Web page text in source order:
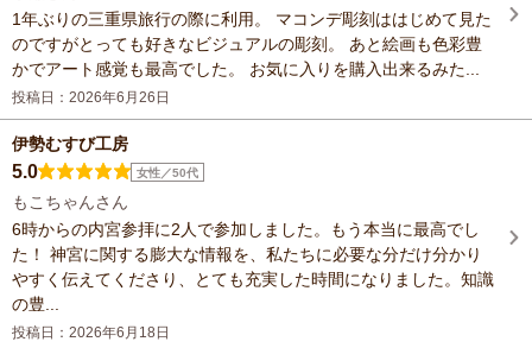
1年ぶりの三重県旅行の際に利用。 マコンデ彫刻ははじめて見た
のですがとっても好きなビジュアルの彫刻。 あと絵画も色彩豊
かでアート感覚も最高でした。 お気に入りを購入出来るみた...
投稿日：2026年6月26日
伊勢むすび工房
5.0 女性／50代
もこちゃんさん
6時からの内宮参拝に2人で参加しました。もう本当に最高でし
た！ 神宮に関する膨大な情報を、私たちに必要な分だけ分かり
やすく伝えてくださり、とても充実した時間になりました。知識
の豊...
投稿日：2026年6月18日